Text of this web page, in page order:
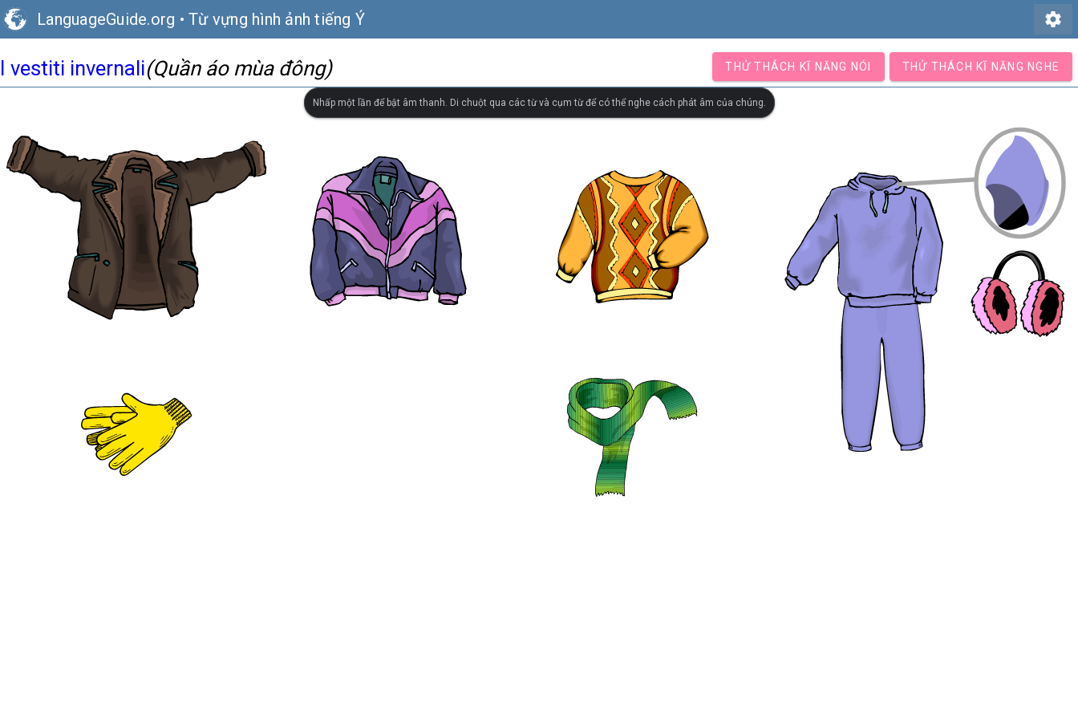
LanguageGuide.org • Từ vựng hình ảnh tiếng Ý settings
I vestiti invernali(Quần áo mùa đông) THỬ THÁCH KĨ NĂNG NÓI THỬ THÁCH KĨ NĂNG NGHE
Nhấp một lần để bật âm thanh. Di chuột qua các từ và cụm từ để có thể nghe cách phát âm của chúng.